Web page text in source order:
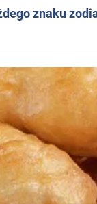
znaku